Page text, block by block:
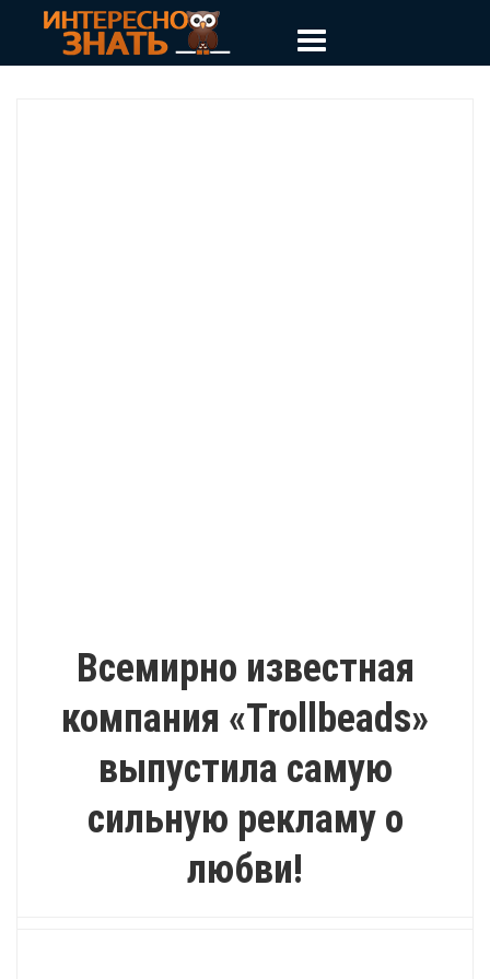
Всемирно известная
компания «Trollbeads»
выпустила самую
сильную рекламу о
любви!